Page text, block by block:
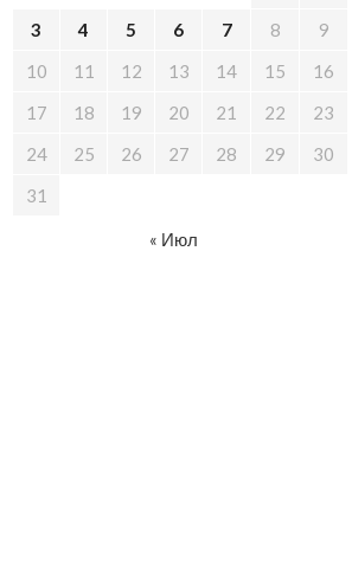
3
4 5 6 7 8
9
10
11 12 13 14 15
16
17
18 19 20 21 22
23
24
25 26 27 28 29
30
31
« Июл